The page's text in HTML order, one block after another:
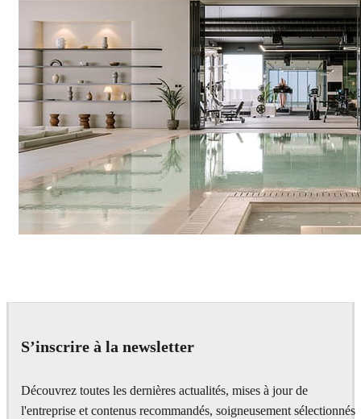
S’inscrire à la newsletter
Découvrez toutes les dernières actualités, mises à jour de
l'entreprise et contenus recommandés, soigneusement sélectionnés